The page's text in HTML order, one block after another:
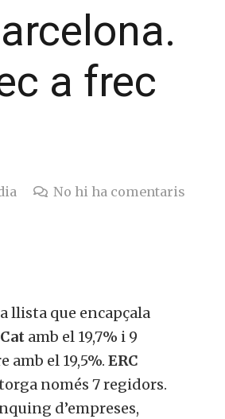
a frec
No hi ha comentaris
llista que encapçala
amb el 19,7% i 9
amb el 19,5%. ERC
només 7 regidors.
d’empreses,